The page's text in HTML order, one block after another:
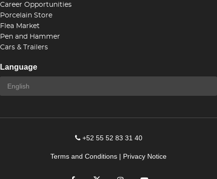
Career Opportunities
Porcelain Store
Flea Market
Pen and Hammer
Cars & Trailers
Language
+52 55 52 83 31 40
Terms and Conditions | Privacy Notice